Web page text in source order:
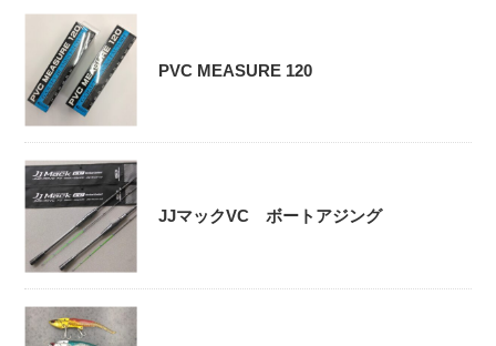
PVC MEASURE 120
JJマックVC ボートアジング